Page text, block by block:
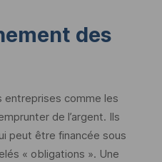
des
entreprises comme les
de l’argent. Ils
peut être financée sous
« obligations ». Une